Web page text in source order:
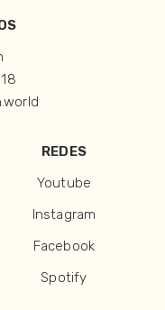
REDES
Youtube
Instagram
Facebook
Spotify